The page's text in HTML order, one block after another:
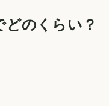
どのくらい？